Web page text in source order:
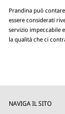
Prandina può
essere considerati
servizio impeccabile
la qualità che ci
NAVIGA IL SITO